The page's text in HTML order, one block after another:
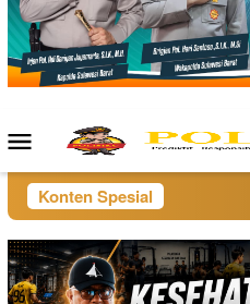
Menu
Mobile
Konten Spesial